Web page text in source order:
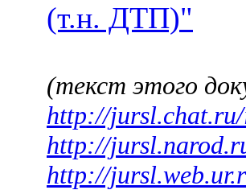
(т.н. ДТП)"
(текст этого
http://
http://
http://